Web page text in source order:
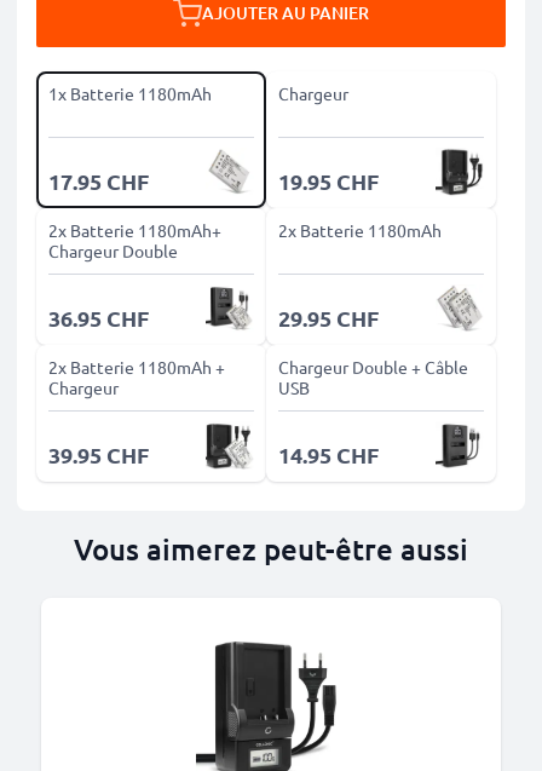
AJOUTER AU PANIER
1x Batterie 1180mAh
17.95 CHF
Chargeur
19.95 CHF
2x Batterie 1180mAh+
Chargeur Double
36.95 CHF
2x Batterie 1180mAh
29.95 CHF
2x Batterie 1180mAh +
Chargeur
39.95 CHF
Chargeur Double + Câble
USB
14.95 CHF
Vous aimerez peut-être aussi